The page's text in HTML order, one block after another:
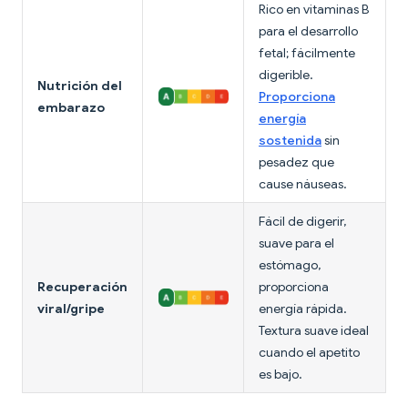
Nutrición del
embarazo
Rico en vitaminas B
para el desarrollo
fetal; fácilmente
digerible.
Proporciona
energía
sostenidasin
pesadez que
cause náuseas.
Recuperación
viral/gripe
Fácil de digerir,
suave para el
estómago,
proporciona
energía rápida.
Textura suave ideal
cuando el apetito
es bajo.